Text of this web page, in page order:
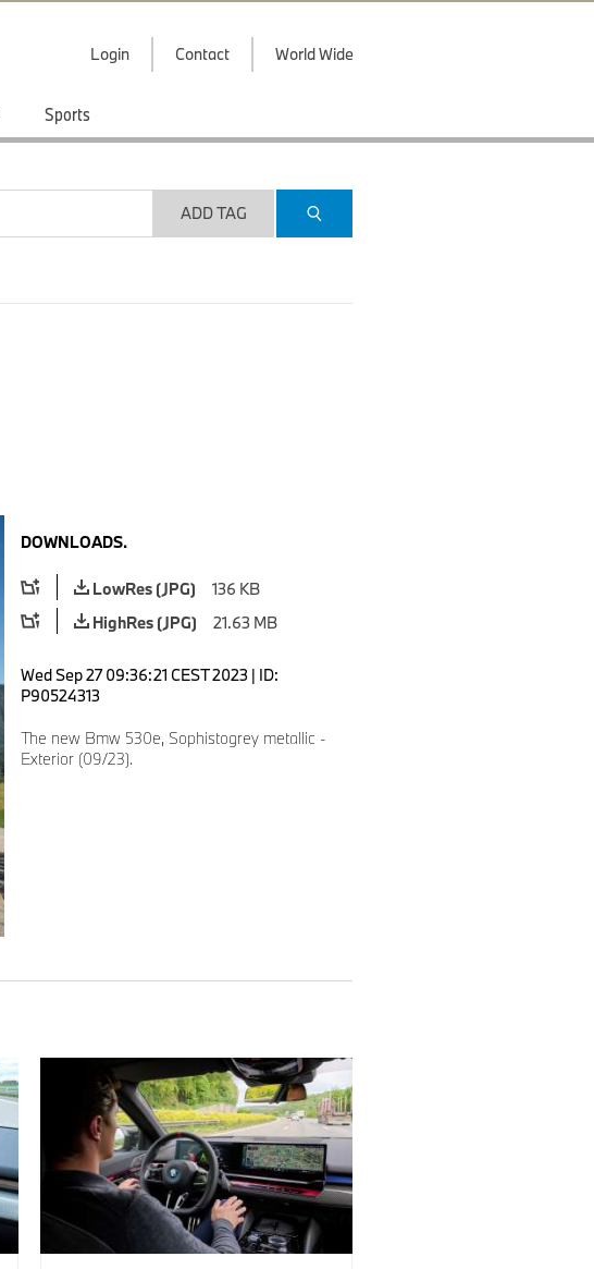
Login Contact World Wide
Sports
ADD TAG
DOWNLOADS.
LowRes (JPG)
136 KB
HighRes (JPG)
21.63 MB
Wed Sep 27 09:36:21 CEST 2023 | ID:
P90524313
The new Bmw 530e, Sophistogrey metallic -
Exterior (09/23).